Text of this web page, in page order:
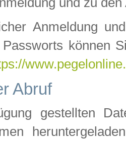
Anmeldung
können
Abruf
gestellten